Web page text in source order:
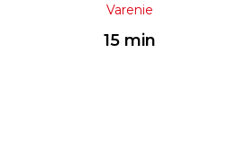
Varenie
15 min